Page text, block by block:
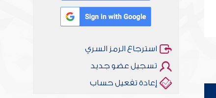
استرجاع الرمز السري
تسجيل عضو جديد
إعادة تفعيل حساب